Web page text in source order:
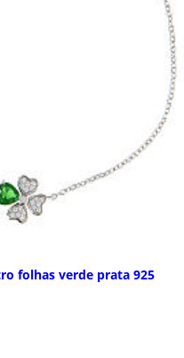
folhas verde prata 925